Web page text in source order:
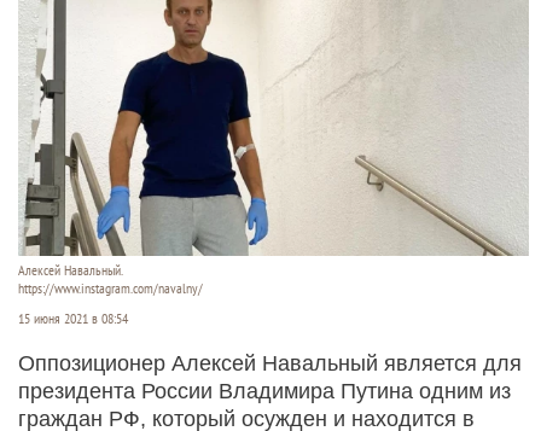
Алексей Навальный.
https://www.instagram.com/navalny/
15 июня 2021 в 08:54
Оппозиционер Алексей Навальный является для
президента России Владимира Путина одним из
граждан РФ, который осужден и находится в